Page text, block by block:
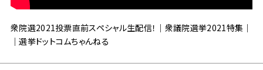
衆院選2021投票直前スペシャル生配信！｜衆議院選挙2021特集｜
｜選挙ドットコムちゃんねる